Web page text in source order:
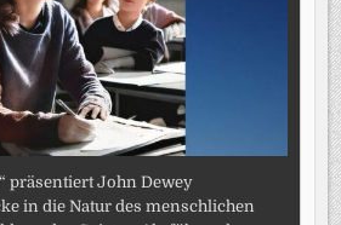
präsentiert John Dewey
in die Natur des menschlichen